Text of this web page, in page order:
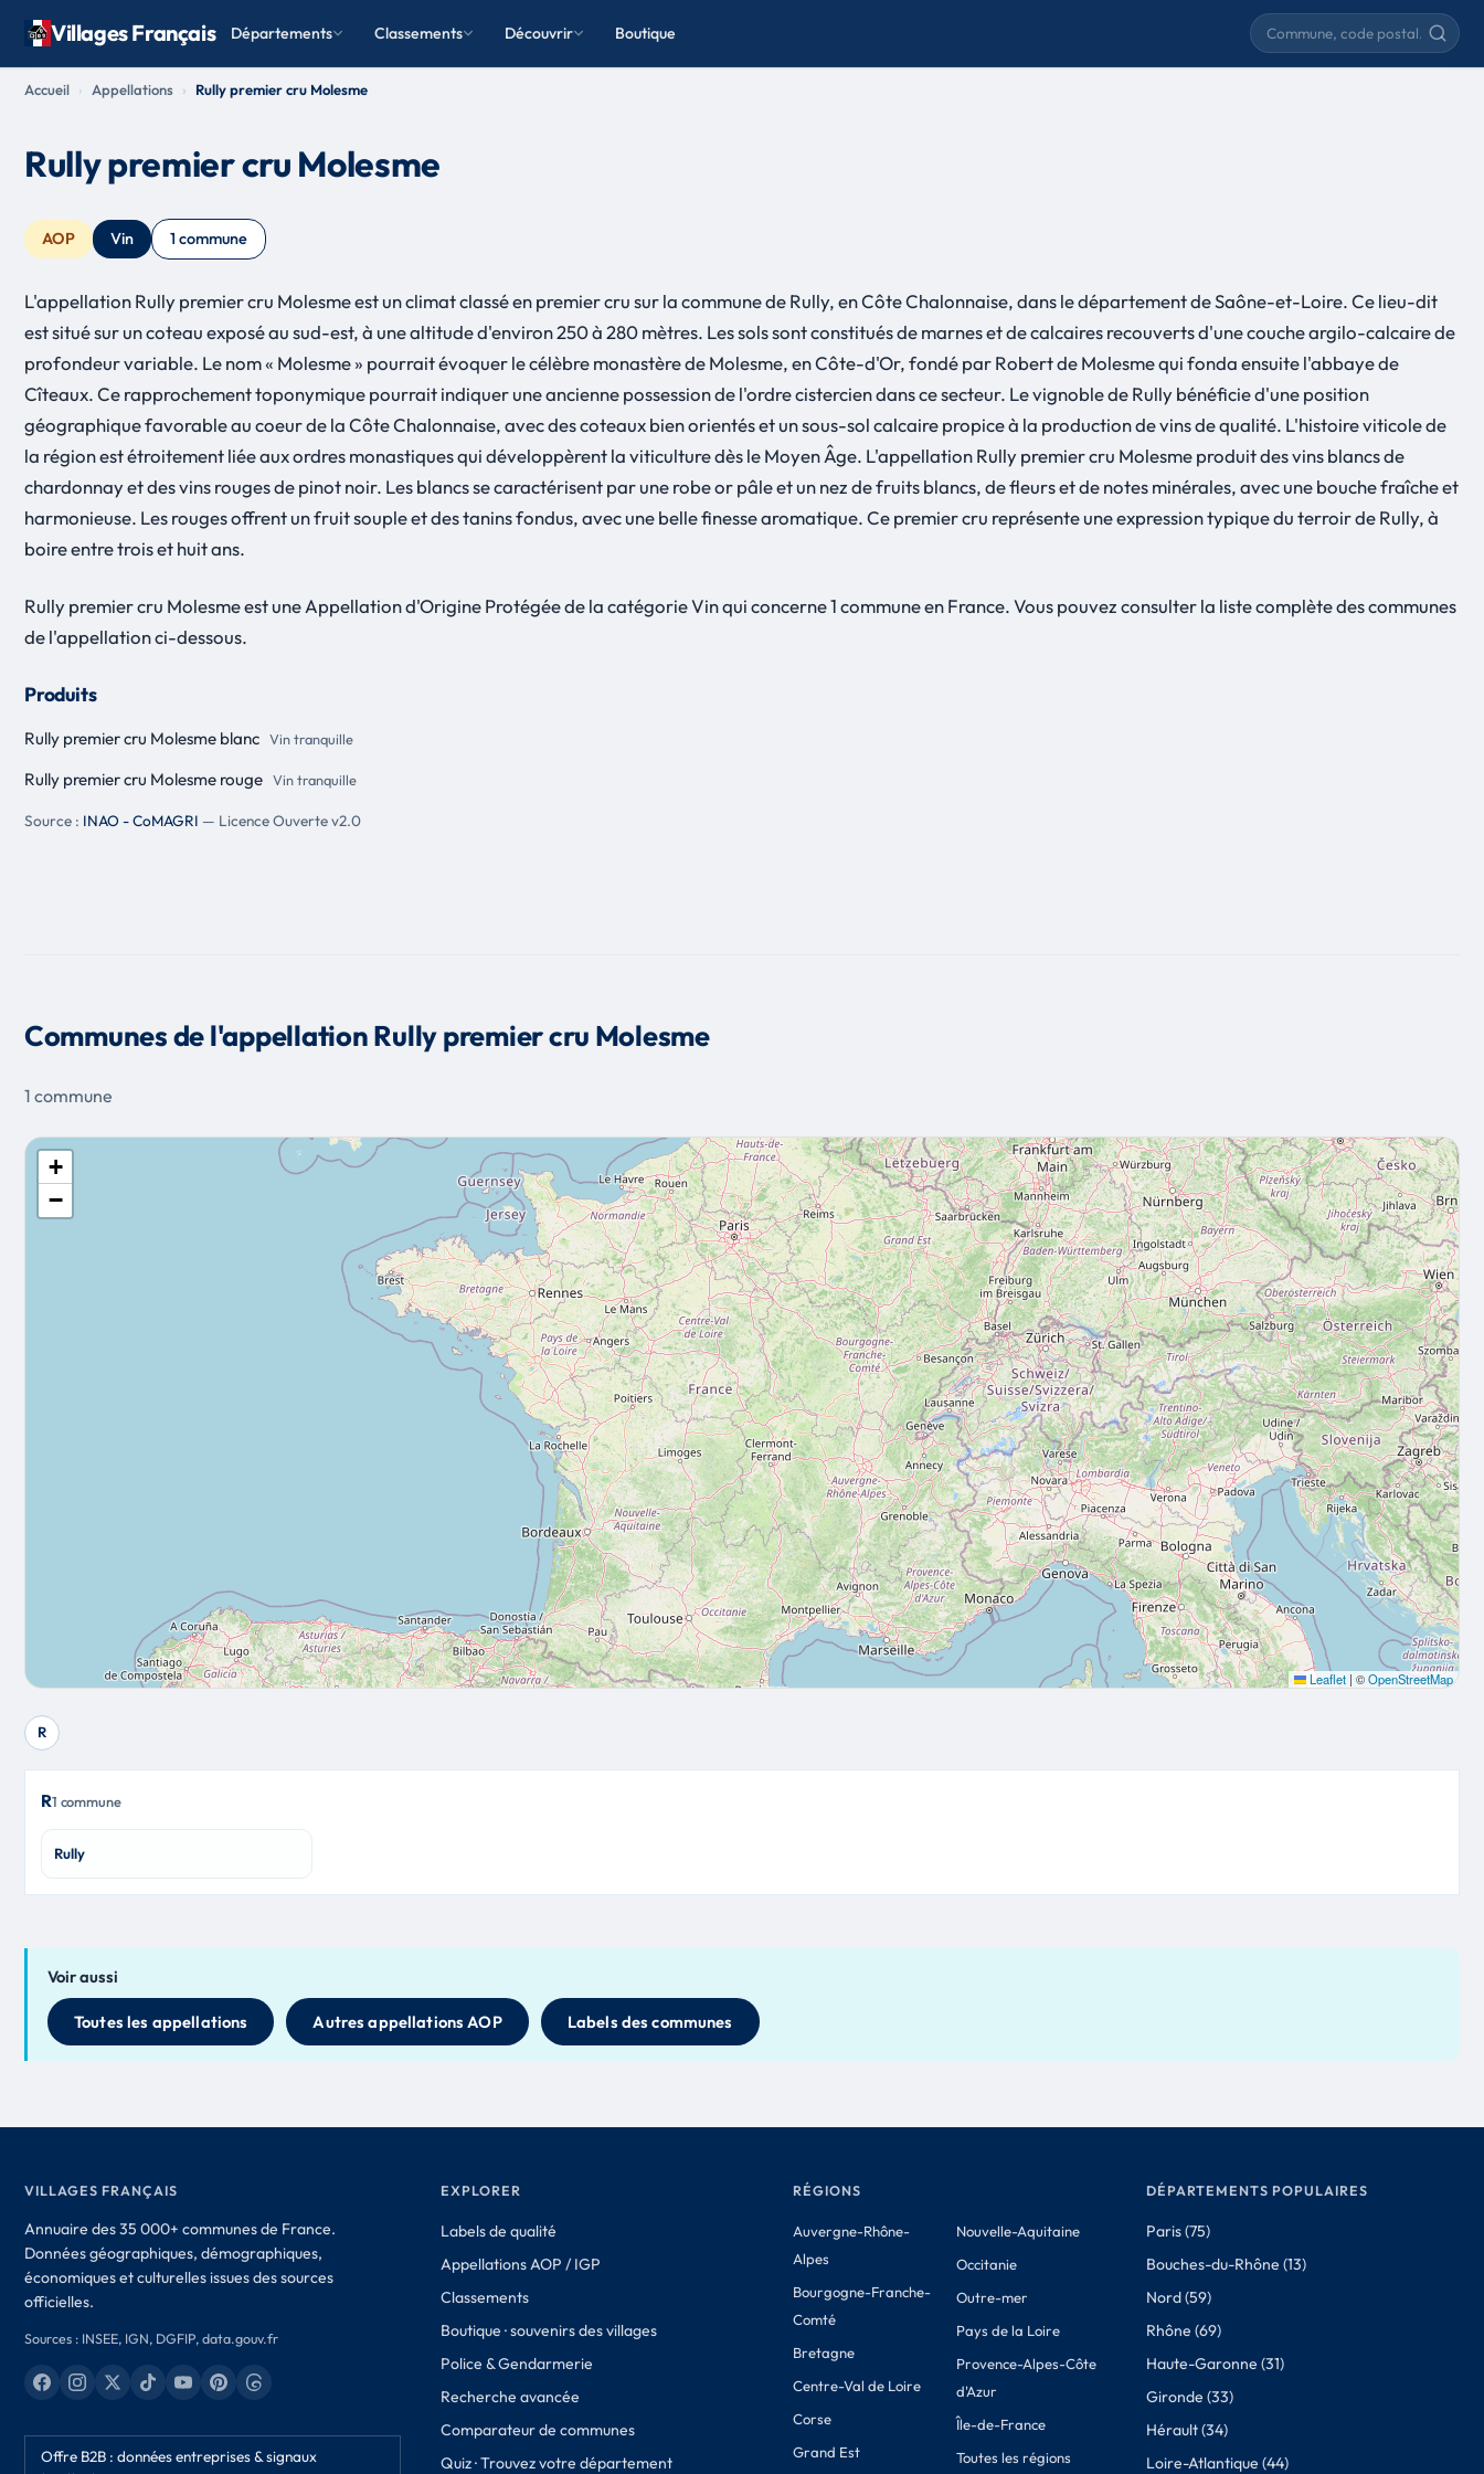
Villages Français Départements Classements Découvrir Boutique
Rechercher une commune
Accueil Appellations Rully premier cru Molesme
Rully premier cru Molesme
AOP Vin 1 commune
L'appellation Rully premier cru Molesme est un climat classé en premier cru sur la commune de Rully, en Côte Chalonnaise, dans le département de Saône-et-Loire. Ce lieu-dit
est situé sur un coteau exposé au sud-est, à une altitude d'environ 250 à 280 mètres. Les sols sont constitués de marnes et de calcaires recouverts d'une couche argilo-calcaire de
profondeur variable. Le nom « Molesme » pourrait évoquer le célèbre monastère de Molesme, en Côte-d'Or, fondé par Robert de Molesme qui fonda ensuite l'abbaye de
Cîteaux. Ce rapprochement toponymique pourrait indiquer une ancienne possession de l'ordre cistercien dans ce secteur. Le vignoble de Rully bénéficie d'une position
géographique favorable au coeur de la Côte Chalonnaise, avec des coteaux bien orientés et un sous-sol calcaire propice à la production de vins de qualité. L'histoire viticole de
la région est étroitement liée aux ordres monastiques qui développèrent la viticulture dès le Moyen Âge. L'appellation Rully premier cru Molesme produit des vins blancs de
chardonnay et des vins rouges de pinot noir. Les blancs se caractérisent par une robe or pâle et un nez de fruits blancs, de fleurs et de notes minérales, avec une bouche fraîche et
harmonieuse. Les rouges offrent un fruit souple et des tanins fondus, avec une belle finesse aromatique. Ce premier cru représente une expression typique du terroir de Rully, à
boire entre trois et huit ans.
Rully premier cru Molesme est une Appellation d'Origine Protégée de la catégorie Vin qui concerne 1 commune en France. Vous pouvez consulter la liste complète des communes
de l'appellation ci-dessous.
Produits
Rully premier cru Molesme blanc Vin tranquille
Rully premier cru Molesme rouge Vin tranquille
Source : INAO - CoMAGRI — Licence Ouverte v2.0
Communes de l'appellation Rully premier cru Molesme
1 commune
+
−
Leaflet | ©OpenStreetMap
R
R1 commune
Rully
Voir aussi
Toutes les appellations Autres appellations AOP Labels des communes
VILLAGES FRANÇAIS
Annuaire des 35 000+ communes de France.
Données géographiques, démographiques,
économiques et culturelles issues des sources
officielles.
Sources : INSEE, IGN, DGFIP, data.gouv.fr
Offre B2B : données entreprises & signaux
EXPLORER
Labels de qualité
Appellations AOP / IGP
Classements
Boutique · souvenirs des villages
Police & Gendarmerie
Recherche avancée
Comparateur de communes
Quiz · Trouvez votre département
RÉGIONS
Auvergne-Rhône-
Alpes
Bourgogne-Franche-
Comté
Bretagne
Centre-Val de Loire
Corse
Grand Est
Nouvelle-Aquitaine
Occitanie
Outre-mer
Pays de la Loire
Provence-Alpes-Côte
d'Azur
Île-de-France
Toutes les régions
DÉPARTEMENTS POPULAIRES
Paris (75)
Bouches-du-Rhône (13)
Nord (59)
Rhône (69)
Haute-Garonne (31)
Gironde (33)
Hérault (34)
Loire-Atlantique (44)